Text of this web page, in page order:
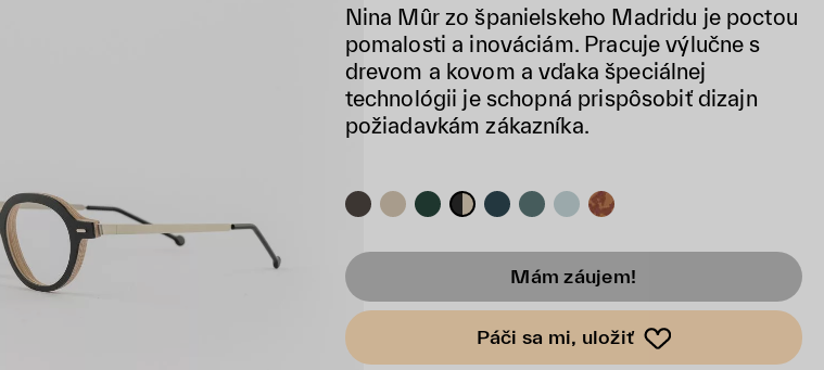
Nina Mûr zo španielskeho Madridu je poctou
pomalosti a inováciám. Pracuje výlučne s
drevom a kovom a vďaka špeciálnej
technológii je schopná prispôsobiť dizajn
požiadavkám zákazníka.
Mám záujem!
Páči sa mi, uložiť